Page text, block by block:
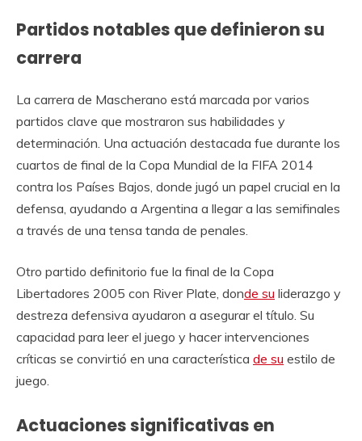
Partidos notables que definieron su
carrera
La carrera de Mascherano está marcada por varios
partidos clave que mostraron sus habilidades y
determinación. Una actuación destacada fue durante los
cuartos de final de la Copa Mundial de la FIFA 2014
contra los Países Bajos, donde jugó un papel crucial en la
defensa, ayudando a Argentina a llegar a las semifinales
a través de una tensa tanda de penales.
Otro partido definitorio fue la final de la Copa
Libertadores 2005 con River Plate, donde su liderazgo y
destreza defensiva ayudaron a asegurar el título. Su
capacidad para leer el juego y hacer intervenciones
críticas se convirtió en una característica de su estilo de
juego.
Actuaciones significativas en